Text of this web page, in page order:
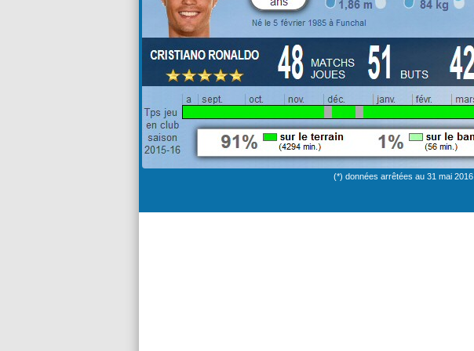
(*) données arrêtées au 31 mai 2016